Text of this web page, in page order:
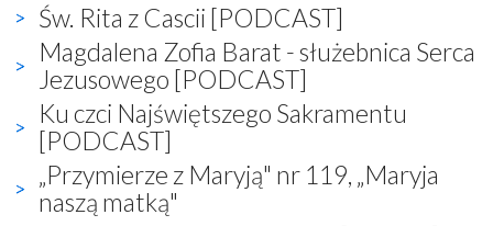
Św. Rita z Cascii [PODCAST]
Magdalena Zofia Barat - służebnica Serca
Jezusowego [PODCAST]
Ku czci Najświętszego Sakramentu
[PODCAST]
„Przymierze z Maryją" nr 119, „Maryja
naszą matką"